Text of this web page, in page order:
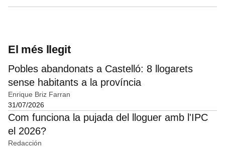
El més llegit
Pobles abandonats a Castelló: 8 llogarets
sense habitants a la província
Enrique Briz Farran
31/07/2026
Com funciona la pujada del lloguer amb l'IPC
el 2026?
Redacción